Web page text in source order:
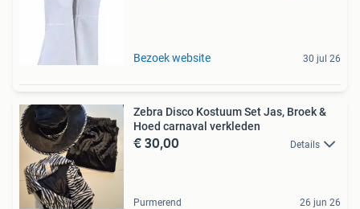
Bezoek website 30 jul 26
Zebra Disco Kostuum Set Jas, Broek &
Hoed carnaval verkleden
€ 30,00 Details
Purmerend 26 jun 26